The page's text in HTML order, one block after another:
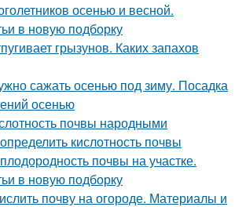
осенью и весной.
в новую подборку
грызунов. Каких запахов
сажать осенью под зиму. Посадка
осенью
почвы народными
кислотность почвы
почвы на участке.
в новую подборку
почву на огороде. Материалы и